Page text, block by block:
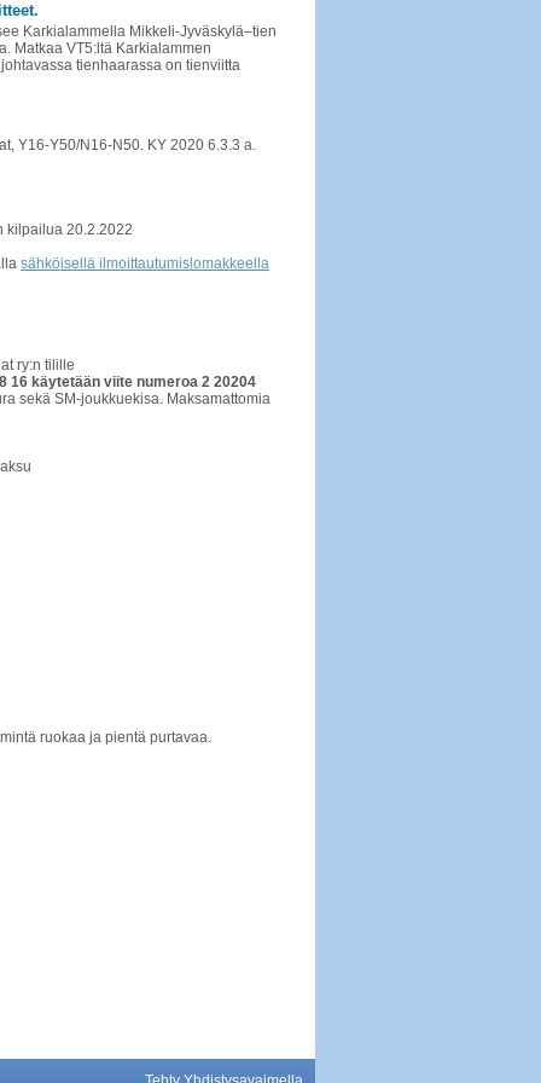
Karkialammella Mikkeli-Jyväskylä–tien
Matkaa VT5:ltä Karkialammen
tienhaarassa on tienviitta
Y16-Y50/N16-N50. KY 2020 6.3.3 a.
kilpailua 20.2.2022
sähköisellä ilmoittautumislomakkeella
ry:n tilille
16 käytetään viite numeroa 2 20204
sekä SM-joukkuekisa. Maksamattomia
ruokaa ja pientä purtavaa.